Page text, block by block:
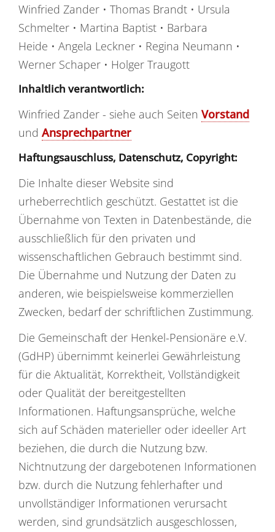
Winfried Zander • Thomas Brandt • Ursula
Schmelter • Martina Baptist • Barbara
Heide • Angela Leckner • Regina Neumann •
Werner Schaper • Holger Traugott
Inhaltlich verantwortlich:
Winfried Zander - siehe auch Seiten Vorstand
und Ansprechpartner
Haftungsauschluss, Datenschutz, Copyright:
Die Inhalte dieser Website sind
urheberrechtlich geschützt. Gestattet ist die
Übernahme von Texten in Datenbestände, die
ausschließlich für den privaten und
wissenschaftlichen Gebrauch bestimmt sind.
Die Übernahme und Nutzung der Daten zu
anderen, wie beispielsweise kommerziellen
Zwecken, bedarf der schriftlichen Zustimmung.
Die Gemeinschaft der Henkel-Pensionäre e.V.
(GdHP) übernimmt keinerlei Gewährleistung
für die Aktualität, Korrektheit, Vollständigkeit
oder Qualität der bereitgestellten
Informationen. Haftungsansprüche, welche
sich auf Schäden materieller oder ideeller Art
beziehen, die durch die Nutzung bzw.
Nichtnutzung der dargebotenen Informationen
bzw. durch die Nutzung fehlerhafter und
unvollständiger Informationen verursacht
werden, sind grundsätzlich ausgeschlossen,